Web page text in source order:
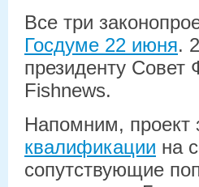
Все три
Госдуме 22 июня.
президенту Совет
Fishnews.
Напомним, проект
квалификации на
сопутствующие